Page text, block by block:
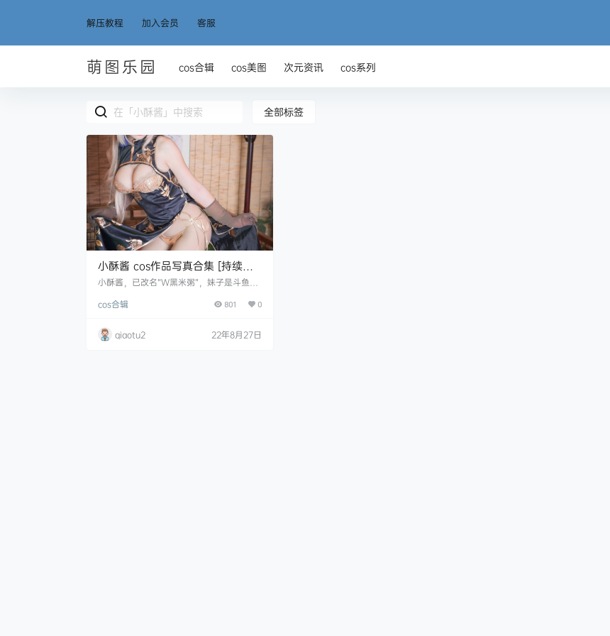
解压教程 加入会员 客服
萌图乐园 cos合辑 cos美图 次元资讯 cos系列
全部标签
小酥酱 cos作品写真合集 [持续更
新]
小酥酱，已改名“W黑米粥”，妹子是斗鱼主
很不错。 资源目录 小酥酱 NO.001 95式玉
cos合辑 801 0
qiaotu2 22年8月27日